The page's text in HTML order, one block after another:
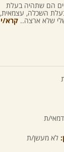
הם שתהיה בעלת
השכלה, עצמאית,
שלא ארצה.. קרא/י
ת
לא מעשן/ת